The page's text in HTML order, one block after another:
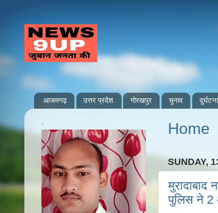
आजमगढ़ उत्तर प्रदेश गोरखपुर चुनाव दुर्घटना
Home
SUNDAY,
मुरादाबाद
पुलिस ने 2
.